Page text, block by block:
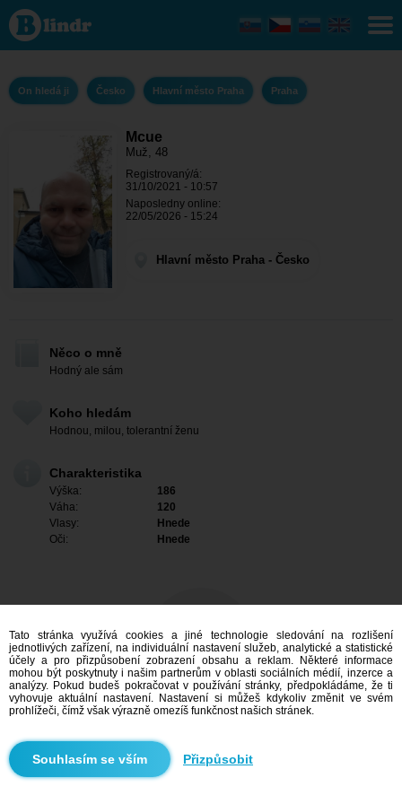
Mcue
- On
hledá
ji
město
PrahaOn hledá ji Česko Hlavní město Praha Praha
Mcue
Muž, 48
Registrovaný/á:
31/10/2021 - 10:57
Naposledny online:
22/05/2026 - 15:24
Hlavní město Praha - Česko
Něco o mně
Hodný ale sám
Koho hledám
Hodnou, milou, tolerantní ženu
Charakteristika
Výška:
186
Váha:
120
Vlasy:
Hnede
Oči:
Hnede
Mám zájem
Vyhledávání
Tato stránka využívá cookies a jiné technologie sledování na rozlišení
jednotlivých zařízení, na individuální nastavení služeb, analytické a statistické
účely a pro přizpůsobení zobrazení obsahu a reklam. Některé informace
mohou být poskytnuty i našim partnerům v oblasti sociálních médií, inzerce a
analýzy. Pokud budeš pokračovat v používání stránky, předpokládáme, že ti
vyhovuje aktuální nastavení. Nastavení si můžeš kdykoliv změnit ve svém
prohlížeči, čímž však výrazně omezíš funkčnost našich stránek.
Přizpůsobit